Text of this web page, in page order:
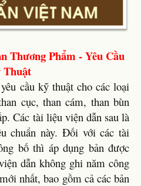
Thương Phẩm - Yêu Cầu
Thuật
cầu kỹ thuật cho các loại
cục, than cám, than bùn
Các tài liệu viện dẫn sau là
chuẩn này. Đối với các tài
bố thì áp dụng bản được
dẫn không ghi năm công
nhất, bao gồm cả các bản